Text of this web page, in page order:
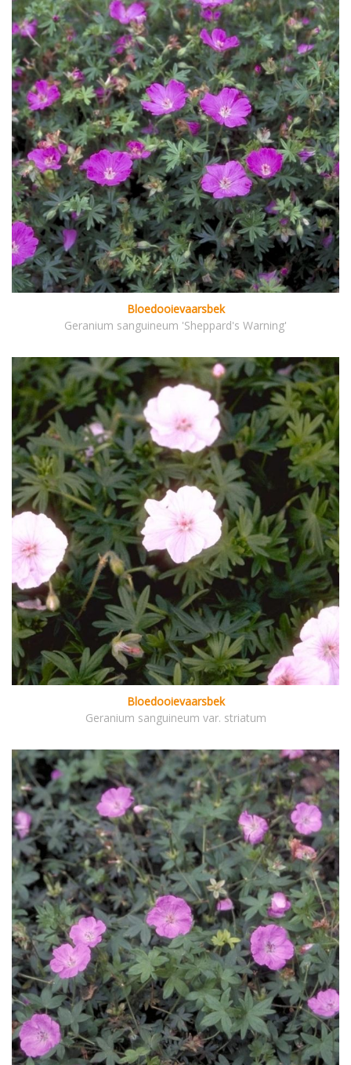
Bloedooievaarsbek
Geranium sanguineum 'Sheppard's Warning'
Bloedooievaarsbek
Geranium sanguineum var. striatum